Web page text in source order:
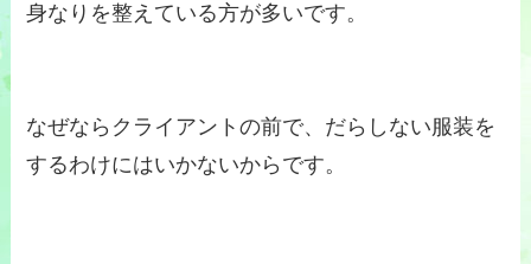
身なりを整えている方が多いです。
なぜならクライアントの前で、だらしない服装を
するわけにはいかないからです。